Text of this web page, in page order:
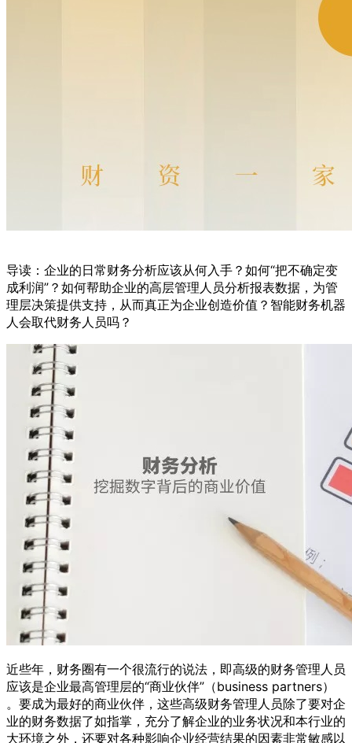
导读：企业的日常财务分析应该从何入手？如何“把不确定变
成利润”？如何帮助企业的高层管理人员分析报表数据，为管
理层决策提供支持，从而真正为企业创造价值？智能财务机器
人会取代财务人员吗？
近些年，财务圈有一个很流行的说法，即高级的财务管理人员
应该是企业最高管理层的“商业伙伴”（business partners）
。要成为最好的商业伙伴，这些高级财务管理人员除了要对企
业的财务数据了如指掌，充分了解企业的业务状况和本行业的
大环境之外，还要对各种影响企业经营结果的因素非常敏感以